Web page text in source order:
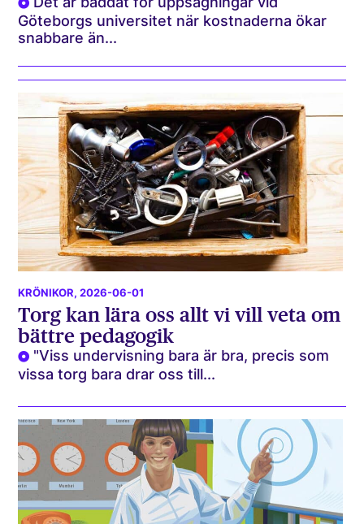
Göteborgs universitet när kostnaderna ökar
snabbare än...
KRÖNIKOR, 2026-06-01
Torg kan lära oss allt vi vill veta om
bättre pedagogik
"Viss undervisning bara är bra, precis som
vissa torg bara drar oss till...